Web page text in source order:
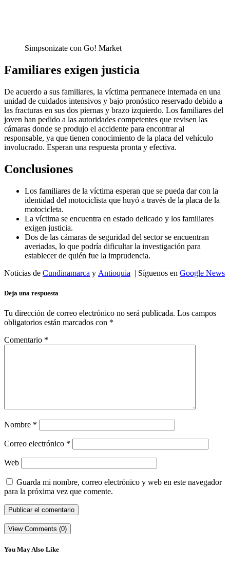
Simpsonizate con Go! Market
Familiares exigen justicia
De acuerdo a sus familiares, la víctima permanece internada en una
unidad de cuidados intensivos y bajo pronóstico reservado debido a
las fracturas en sus dos piernas y brazo izquierdo. Los familiares del
joven han pedido a las autoridades competentes que revisen las
cámaras donde se produjo el accidente para encontrar al
responsable, ya que tienen conocimiento de la placa del vehículo
involucrado. Esperan una respuesta pronta y efectiva.
Conclusiones
Los familiares de la víctima esperan que se pueda dar con la
identidad del motociclista que huyó a través de la placa de la
motocicleta.
La víctima se encuentra en estado delicado y los familiares
exigen justicia.
Dos de las cámaras de seguridad del sector se encuentran
averiadas, lo que podría dificultar la investigación para
establecer de quién fue la imprudencia.
Noticias de Cundinamarca y Antioquia | Síguenos en Google News
Deja una respuesta
Tu dirección de correo electrónico no será publicada. Los campos
obligatorios están marcados con *
Comentario *
Nombre *
Correo electrónico *
Web
Guarda mi nombre, correo electrónico y web en este navegador
para la próxima vez que comente.
View Comments (0)
You May Also Like